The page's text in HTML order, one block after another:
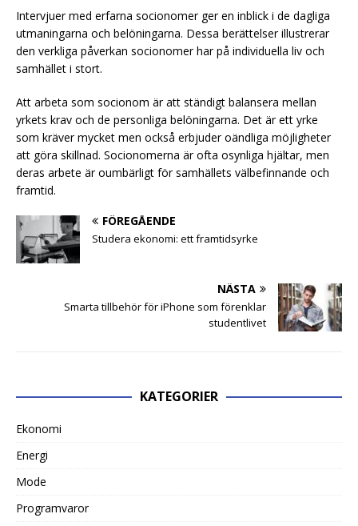
Intervjuer med erfarna socionomer ger en inblick i de dagliga
utmaningarna och belöningarna. Dessa berättelser illustrerar
den verkliga påverkan socionomer har på individuella liv och
samhället i stort.
Att arbeta som socionom är att ständigt balansera mellan
yrkets krav och de personliga belöningarna. Det är ett yrke
som kräver mycket men också erbjuder oändliga möjligheter
att göra skillnad. Socionomerna är ofta osynliga hjältar, men
deras arbete är oumbärligt för samhällets välbefinnande och
framtid.
FÖREGÅENDE
Studera ekonomi: ett framtidsyrke
NÄSTA
Smarta tillbehör för iPhone som förenklar
studentlivet
KATEGORIER
Ekonomi
Energi
Mode
Programvaror